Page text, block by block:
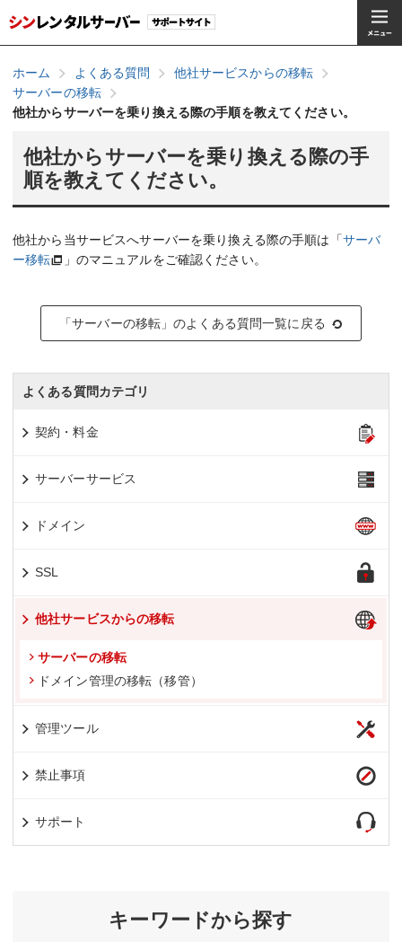
ホーム よくある質問
他社サービスからの移転
サーバーの移転
他社からサーバーを乗り換える際の手順を教えてください。
他社からサーバーを乗り換える際の手
順を教えてください。
他社から当サービスへサーバーを乗り換える際の手順は「サーバ
ー移転
」のマニュアルをご確認ください。
「サーバーの移転」のよくある質問一覧に戻る
よくある質問カテゴリ
契約・料金
サーバーサービス
ドメイン
SSL
他社サービスからの移転
サーバーの移転
ドメイン管理の移転（移管）
管理ツール
禁止事項
サポート
キーワードから探す